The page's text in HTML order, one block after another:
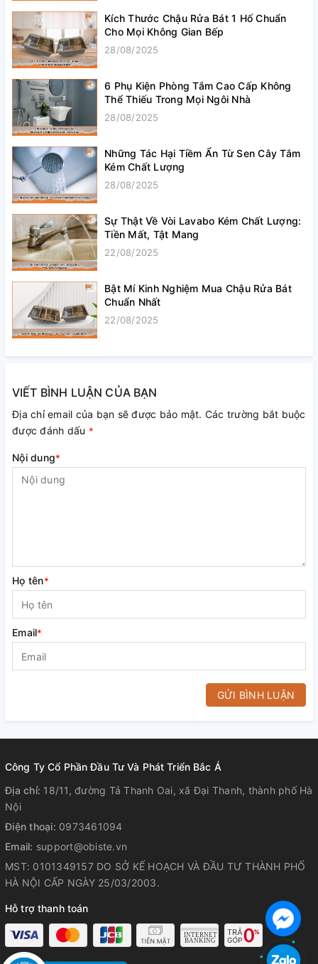
Kích Thước Chậu Rửa Bát 1 Hố Chuẩn
Cho Mọi Không Gian Bếp
28/08/2025
6 Phụ Kiện Phòng Tắm Cao Cấp Không
Thể Thiếu Trong Mọi Ngôi Nhà
28/08/2025
Những Tác Hại Tiềm Ẩn Từ Sen Cây Tắm
Kém Chất Lượng
28/08/2025
Sự Thật Về Vòi Lavabo Kém Chất Lượng:
Tiền Mất, Tật Mang
22/08/2025
Bật Mí Kinh Nghiệm Mua Chậu Rửa Bát
Chuẩn Nhất
22/08/2025
VIẾT BÌNH LUẬN CỦA BẠN
Địa chỉ email của bạn sẽ được bảo mật. Các trường bắt buộc
được đánh dấu *
Nội dung*
Họ tên*
Email*
GỬI BÌNH LUẬN
Công Ty Cổ Phần Đầu Tư Và Phát Triển Bắc Á
Địa chỉ: 18/11, đường Tả Thanh Oai, xã Đại Thanh, thành phố Hà
Nội
Điện thoại: 0973461094
Email: support@obiste.vn
MST: 0101349157 DO SỞ KẾ HOẠCH VÀ ĐẦU TƯ THÀNH PHỐ
HÀ NỘI CẤP NGÀY 25/03/2003.
Hỗ trợ thanh toán